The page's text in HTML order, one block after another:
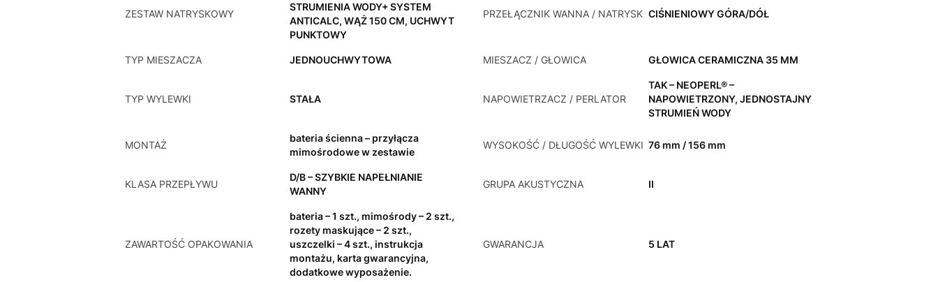
ZESTAW NATRYSKOWY
STRUMIENIA WODY+ SYSTEM
ANTICALC, WĄŻ 150 CM, UCHWYT
PUNKTOWY
PRZEŁĄCZNIK WANNA / NATRYSK CIŚNIENIOWY GÓRA/DÓŁ
TYP MIESZACZA JEDNOUCHWYTOWA MIESZACZ / GŁOWICA GŁOWICA CERAMICZNA 35 MM
TYP WYLEWKI STAŁA NAPOWIETRZACZ / PERLATOR
TAK – NEOPERL® –
NAPOWIETRZONY, JEDNOSTAJNY
STRUMIEŃ WODY
MONTAŻ
bateria ścienna – przyłącza
mimośrodowe w zestawie
WYSOKOŚĆ / DŁUGOŚĆ WYLEWKI 76 mm / 156 mm
KLASA PRZEPŁYWU
D/B – SZYBKIE NAPEŁNIANIE
WANNY
GRUPA AKUSTYCZNA II
ZAWARTOŚĆ OPAKOWANIA
bateria – 1 szt., mimośrody – 2 szt.,
rozety maskujące – 2 szt.,
uszczelki – 4 szt., instrukcja
montażu, karta gwarancyjna,
dodatkowe wyposażenie.
GWARANCJA 5 LAT